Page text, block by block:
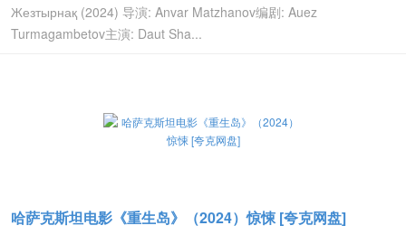
Жезтырнақ (2024) 导演: Anvar Matzhanov编剧: Auez
Turmagambetov主演: Daut Sha...
哈萨克斯坦电影《重生岛》（2024）惊悚 [夸克网盘]